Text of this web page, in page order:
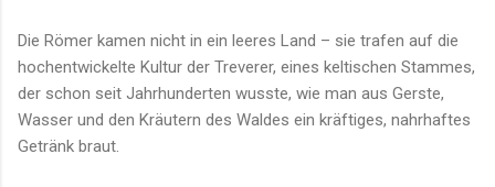
Die Römer kamen nicht in ein leeres Land – sie trafen auf die
hochentwickelte Kultur der Treverer, eines keltischen Stammes,
der schon seit Jahrhunderten wusste, wie man aus Gerste,
Wasser und den Kräutern des Waldes ein kräftiges, nahrhaftes
Getränk braut.